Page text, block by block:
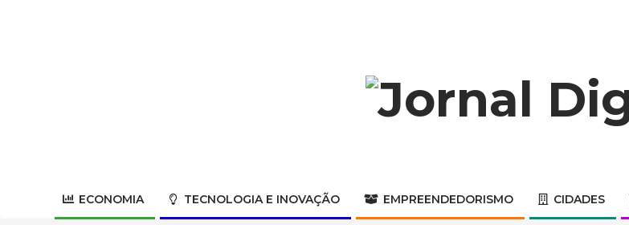
Digital
Primary
ECONOMIA TECNOLOGIA E INOVAÇÃO EMPREENDEDORISMO CIDADES